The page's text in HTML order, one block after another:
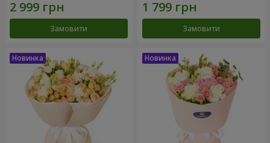
Замовити Замовити